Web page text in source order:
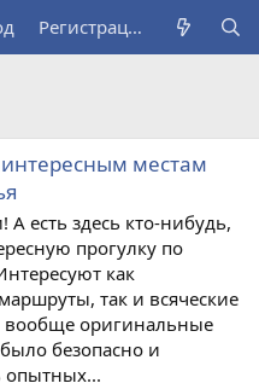
Регистрация
местам
есть здесь кто-нибудь,
прогулку по
как
так и всяческие
оригинальные
безопасно и
опытных...